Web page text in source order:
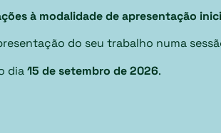
à modalidade de apresentação
do seu trabalho numa
dia15 de setembro de 2026.